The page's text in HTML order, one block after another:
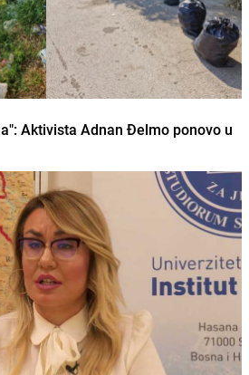
Aktivista Adnan Đelmo ponovo u